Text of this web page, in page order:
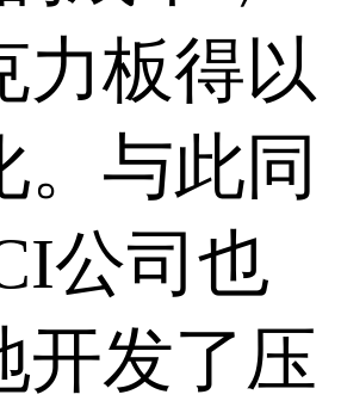
力板得以
。与此同
公司也
开发了压